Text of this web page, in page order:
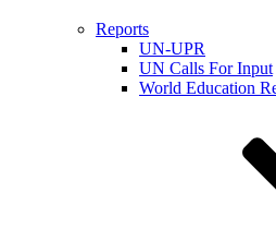
Reports
UN-UPR
UN Calls For Input
World Education